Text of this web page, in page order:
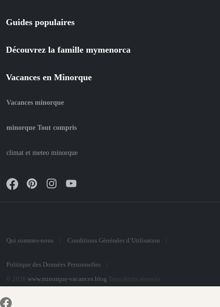
Guides populaires
Découvrez la famille mymenorca
Vacances en Minorque
Vacances minorque
minorque Tout compris
climat et meteo minorque
Qui sommes-nous Conditions Générales d’Utilisation
Politique des Données Personnelles
© 2026 www.minorque-vacances.blog Tous droits réservés